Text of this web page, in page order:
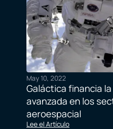
May 10, 2022
Galáctica financia
avanzada en los
aeroespacial
Lee el Artículo